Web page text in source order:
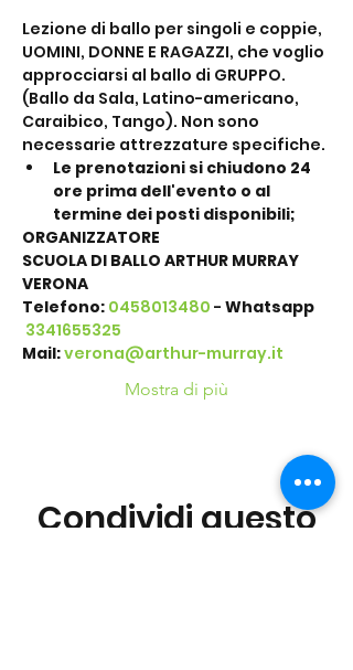
Lezione di ballo per singoli e coppie,
UOMINI, DONNE E RAGAZZI, che voglio
approcciarsi al ballo di GRUPPO.
(Ballo da Sala, Latino-americano,
Caraibico, Tango). Non sono
necessarie attrezzature specifiche.
Le prenotazioni si chiudono 24
ore prima dell'evento o al
termine dei posti disponibili;
ORGANIZZATORE
SCUOLA DI BALLO ARTHUR MURRAY
VERONA
Telefono: 0458013480 - Whatsapp
3341655325
Mail:verona@arthur-murray.it
Mostra di più
Condividi questo